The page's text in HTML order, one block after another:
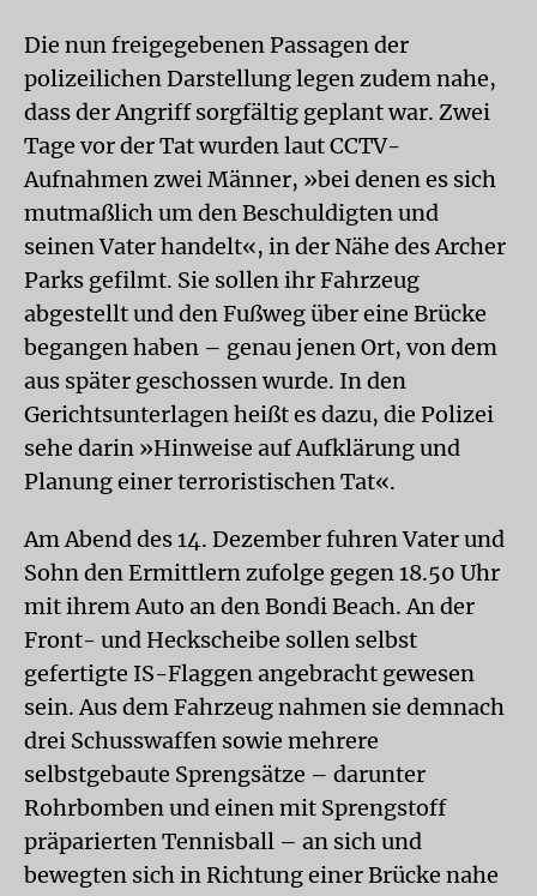
Die nun freigegebenen Passagen der
polizeilichen Darstellung legen zudem nahe,
dass der Angriff sorgfältig geplant war. Zwei
Tage vor der Tat wurden laut CCTV-
Aufnahmen zwei Männer, »bei denen es sich
mutmaßlich um den Beschuldigten und
seinen Vater handelt«, in der Nähe des Archer
Parks gefilmt. Sie sollen ihr Fahrzeug
abgestellt und den Fußweg über eine Brücke
begangen haben – genau jenen Ort, von dem
aus später geschossen wurde. In den
Gerichtsunterlagen heißt es dazu, die Polizei
sehe darin »Hinweise auf Aufklärung und
Planung einer terroristischen Tat«.
Am Abend des 14. Dezember fuhren Vater und
Sohn den Ermittlern zufolge gegen 18.50 Uhr
mit ihrem Auto an den Bondi Beach. An der
Front- und Heckscheibe sollen selbst
gefertigte IS-Flaggen angebracht gewesen
sein. Aus dem Fahrzeug nahmen sie demnach
drei Schusswaffen sowie mehrere
selbstgebaute Sprengsätze – darunter
Rohrbomben und einen mit Sprengstoff
präparierten Tennisball – an sich und
bewegten sich in Richtung einer Brücke nahe